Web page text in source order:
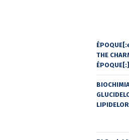
THE
ÉPOQUE[:]
LIPIDELOR